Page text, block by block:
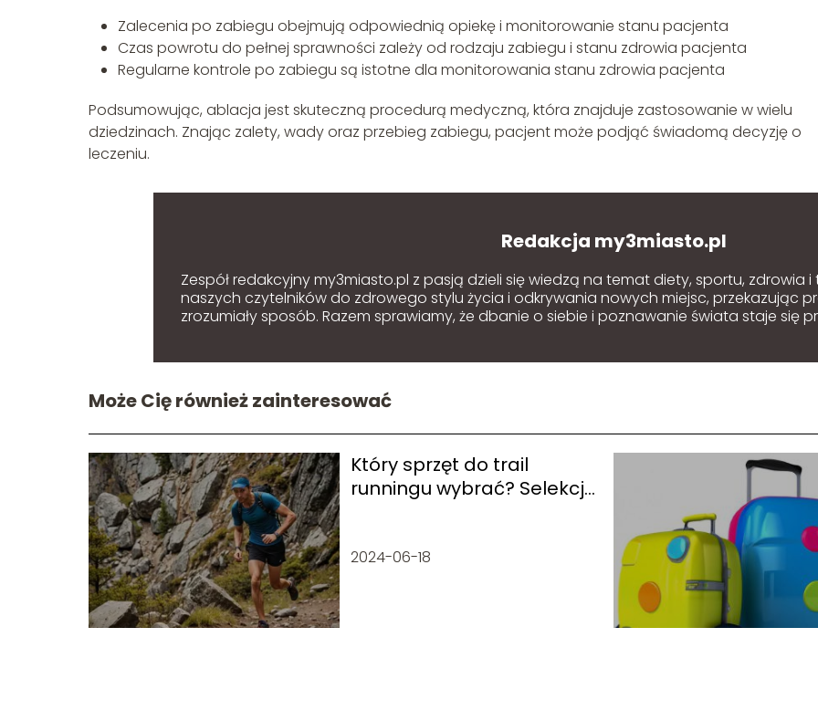
Zalecenia po zabiegu obejmują odpowiednią opiekę i monitorowanie stanu pacjenta
Czas powrotu do pełnej sprawności zależy od rodzaju zabiegu i stanu zdrowia pacjenta
Regularne kontrole po zabiegu są istotne dla monitorowania stanu zdrowia pacjenta
Podsumowując, ablacja jest skuteczną procedurą medyczną, która znajduje zastosowanie w wielu
dziedzinach. Znając zalety, wady oraz przebieg zabiegu, pacjent może podjąć świadomą decyzję o
leczeniu.
Redakcja my3miasto.pl
Zespół redakcyjny my3miasto.pl z pasją dzieli się wiedzą na temat diety, sportu, zdrowia
naszych czytelników do zdrowego stylu życia i odkrywania nowych miejsc, przekazując
zrozumiały sposób. Razem sprawiamy, że dbanie o siebie i poznawanie świata staje się
Może Cię również zainteresować
Który sprzęt do trail
runningu wybrać? Selekcja
2024-06-18